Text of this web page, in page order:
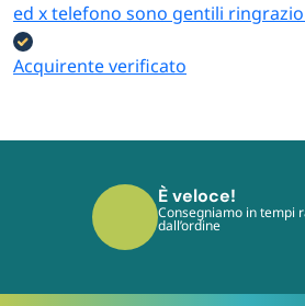
ed x telefono sono gentili
Acquirente verificato
È sicuro!
I tuoi pagamenti sono
moderni protocolli